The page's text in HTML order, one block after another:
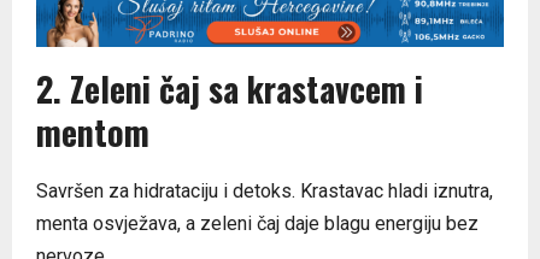
2. Zeleni čaj sa krastavcem i
mentom
Savršen za hidrataciju i detoks. Krastavac hladi iznutra,
menta osvježava, a zeleni čaj daje blagu energiju bez